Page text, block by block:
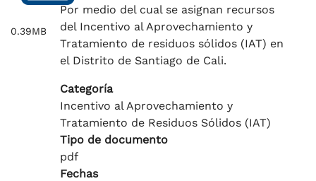
0.39MB
Por medio del cual se asignan recursos
del Incentivo al Aprovechamiento y
Tratamiento de residuos sólidos (IAT) en
el Distrito de Santiago de Cali.
Categoría
Incentivo al Aprovechamiento y
Tratamiento de Residuos Sólidos (IAT)
Tipo de documento
pdf
Fechas